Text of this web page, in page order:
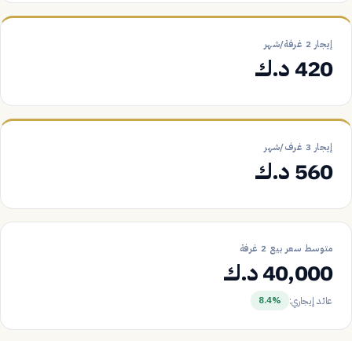
إيجار 2 غرفة/شهر
420 د.ك
إيجار 3 غرف/شهر
560 د.ك
متوسط سعر بيع 2 غرفة
40,000 د.ك
عائد إيجاري: 8.4%